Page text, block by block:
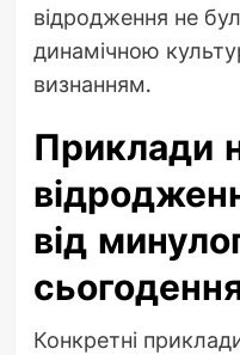
відродження не
динамічною
визнанням.
Приклади
від
Конкретні